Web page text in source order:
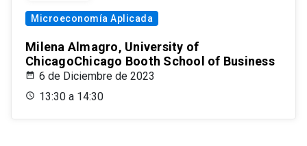
Microeconomía Aplicada
Milena Almagro, University of
ChicagoChicago Booth School of Business
6 de Diciembre de 2023
13:30 a 14:30